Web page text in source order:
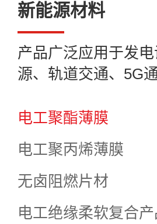
新能源材料
产品广泛应用于发
源、轨道交通、5G
电工聚酯薄膜
电工聚丙烯薄膜
无卤阻燃片材
电工绝缘柔软复合产